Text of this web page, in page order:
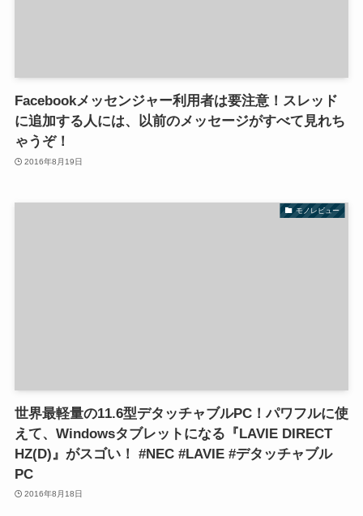
Facebookメッセンジャー利用者は要注意！スレッド
に追加する人には、以前のメッセージがすべて見れち
ゃうぞ！
2016年8月19日
モノレビュー
世界最軽量の11.6型デタッチャブルPC！パワフルに使
えて、Windowsタブレットになる『LAVIE DIRECT
HZ(D)』がスゴい！ #NEC #LAVIE #デタッチャブル
PC
2016年8月18日